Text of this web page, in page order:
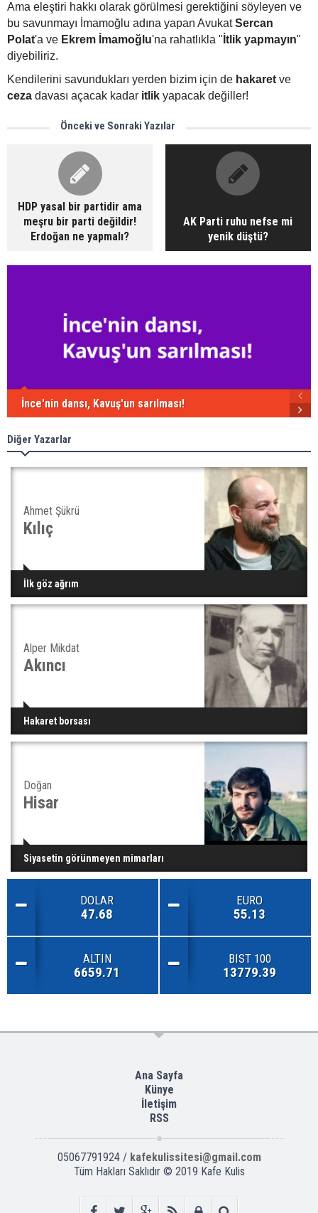
Ama eleştiri hakkı olarak görülmesi gerektiğini söyleyen ve
bu savunmayı İmamoğlu adına yapan AvukatSercan
Polat'a ve Ekrem İmamoğlu'na rahatlıkla " İtlik yapmayın"
diyebiliriz.
Kendilerini savundukları yerden bizim için de hakaret ve
ceza davası açacak kadar itlik yapacak değiller!
Önceki ve Sonraki Yazılar
HDP yasal bir partidir ama
meşru bir parti değildir!
Erdoğan ne yapmalı?
AK Parti ruhu nefse mi
yenik düştü?
İnce'nin dansı, Kavuş'un sarılması!
Diğer Yazarlar
Ahmet Şükrü
Kılıç
İlk göz ağrım
Alper Mikdat
Akıncı
Hakaret borsası
Doğan
Hisar
Siyasetin görünmeyen mimarları
DOLAR
47.68
EURO
55.13
ALTIN
6659.71
BIST 100
13779.39
Ana Sayfa
Künye
İletişim
RSS
05067791924 / kafekulissitesi@gmail.com
Tüm Hakları Saklıdır © 2019 Kafe Kulis